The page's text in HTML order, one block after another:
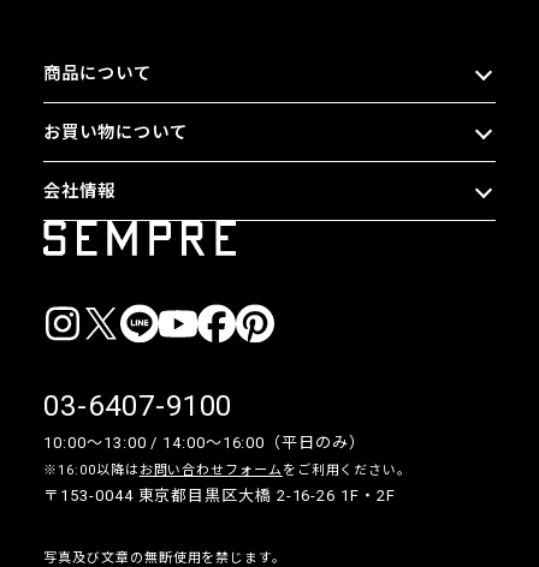
商品について
お買い物について
会社情報
03-6407-9100
10:00〜13:00 / 14:00〜16:00（平日のみ）
※16:00以降は お問い合わせフォームをご利用ください。
〒153-0044 東京都目黒区大橋 2-16-26 1F・2F
写真及び文章の無断使用を禁じます。